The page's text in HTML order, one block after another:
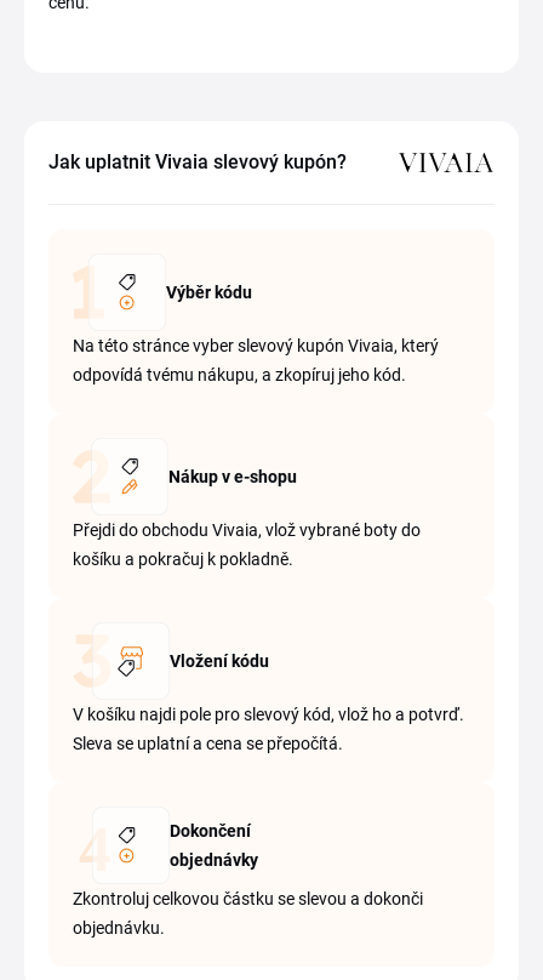
Jak uplatnit Vivaia slevový kupón?
Výběr kódu
Na této stránce vyber slevový kupón Vivaia, který
odpovídá tvému nákupu, a zkopíruj jeho kód.
Nákup v e-shopu
Přejdi do obchodu Vivaia, vlož vybrané boty do
košíku a pokračuj k pokladně.
Vložení kódu
V košíku najdi pole pro slevový kód, vlož ho a potvrď.
Sleva se uplatní a cena se přepočítá.
Dokončení
objednávky
Zkontroluj celkovou částku se slevou a dokonči
objednávku.